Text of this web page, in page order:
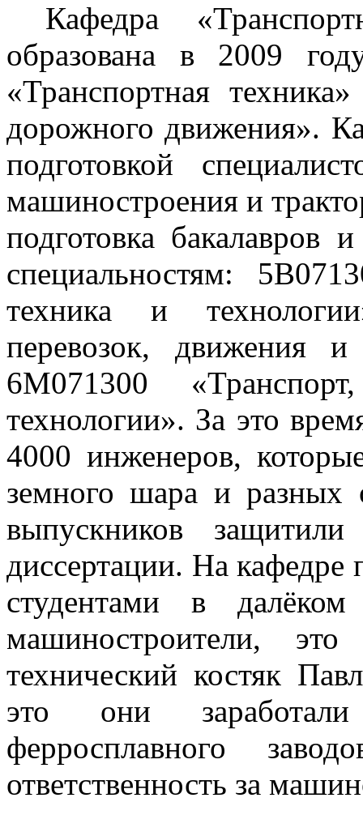
Кафедра
образована в 2009
«Транспортная
дорожного движения».
подготовкой
машиностроения и
подготовка бакалавров
специальностям:
техника и
перевозок, движения и
6М071300
технологии». За это
4000 инженеров,
земного шара и разных
выпускников
диссертации. На кафедре
студентами в
машиностроители,
технический костяк
это они
ферросплавного
ответственность за